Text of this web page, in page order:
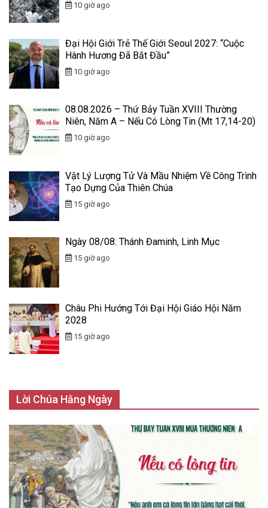
10 giờ ago
Đại Hội Giới Trẻ Thế Giới Seoul 2027: “Cuộc
Hành Hương Đã Bắt Đầu”
10 giờ ago
08.08.2026 – Thứ Bảy Tuần XVIII Thường
Niên, Năm A – Nếu Có Lòng Tin (Mt 17,14-20)
10 giờ ago
Vật Lý Lượng Tử Và Mầu Nhiệm Về Công Trình
Tạo Dựng Của Thiên Chúa
15 giờ ago
Ngày 08/08: Thánh Đaminh, Linh Mục
15 giờ ago
Châu Phi Hướng Tới Đại Hội Giáo Hội Năm
2028
15 giờ ago
Lời Chúa Hằng Ngày